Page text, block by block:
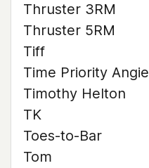
Thruster 3RM
Thruster 5RM
Tiff
Time Priority Angie
Timothy Helton
TK
Toes-to-Bar
Tom